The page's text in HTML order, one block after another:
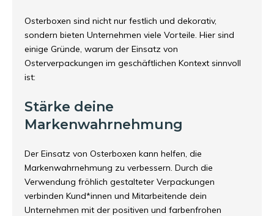
Osterboxen sind nicht nur festlich und dekorativ,
sondern bieten Unternehmen viele Vorteile. Hier sind
einige Gründe, warum der Einsatz von
Osterverpackungen im geschäftlichen Kontext sinnvoll
ist:
Stärke deine
Markenwahrnehmung
Der Einsatz von Osterboxen kann helfen, die
Markenwahrnehmung zu verbessern. Durch die
Verwendung fröhlich gestalteter Verpackungen
verbinden Kund*innen und Mitarbeitende dein
Unternehmen mit der positiven und farbenfrohen